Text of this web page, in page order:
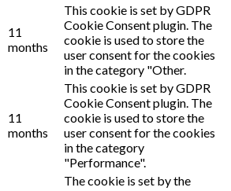
11
months
This cookie is set by GDPR
Cookie Consent plugin. The
cookie is used to store the
user consent for the cookies
in the category "Other.
11
months
This cookie is set by GDPR
Cookie Consent plugin. The
cookie is used to store the
user consent for the cookies
in the category
"Performance".
The cookie is set by the